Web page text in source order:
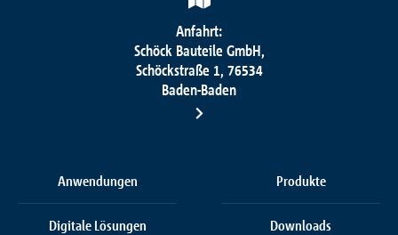
Anfahrt:
Schöck Bauteile GmbH,
Schöckstraße 1, 76534
Baden-Baden
Anwendungen Produkte
Digitale Lösungen Downloads